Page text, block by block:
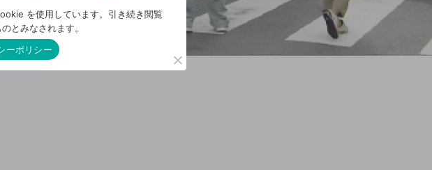
を使用しています。引き続き閲覧
とみなされます。
ーポリシー